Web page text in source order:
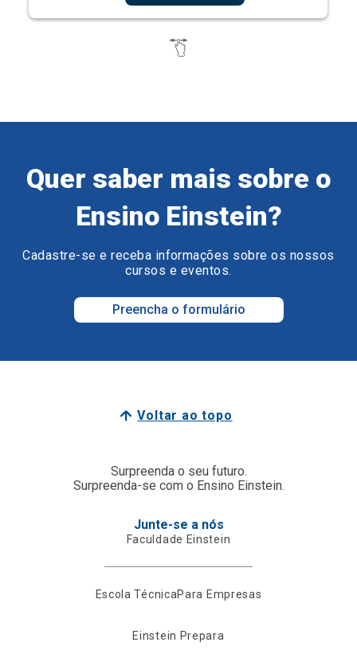
Quer saber mais sobre o
Ensino Einstein?
Cadastre-se e receba informações sobre os nossos
cursos e eventos.
Preencha o formulário
Voltar ao topo
Surpreenda o seu futuro.
Surpreenda-se com o Ensino Einstein.
Junte-se a nós
Faculdade Einstein
Escola TécnicaPara Empresas
Einstein Prepara